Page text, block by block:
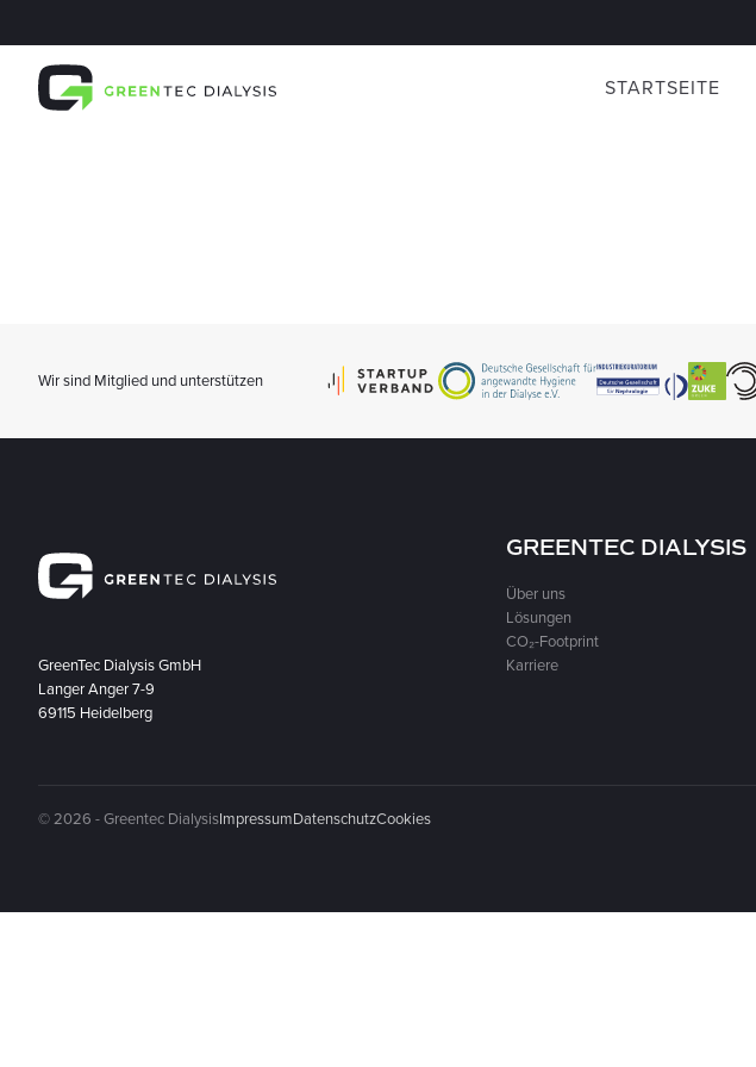
STARTSEITE
Wir sind Mitglied und unterstützen
GreenTec Dialysis GmbH
Langer Anger 7-9
69115 Heidelberg
GREENTEC DIALYSIS
Über uns
Lösungen
CO₂-Footprint
Karriere
© 2026 - Greentec DialysisImpressumDatenschutzCookies